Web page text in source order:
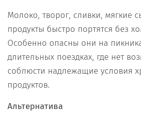
Молоко, творог, сливки, мягкие
продукты быстро портятся без
Особенно опасны они на
длительных поездках, где нет
соблюсти надлежащие условия
продуктов.
Альтернатива